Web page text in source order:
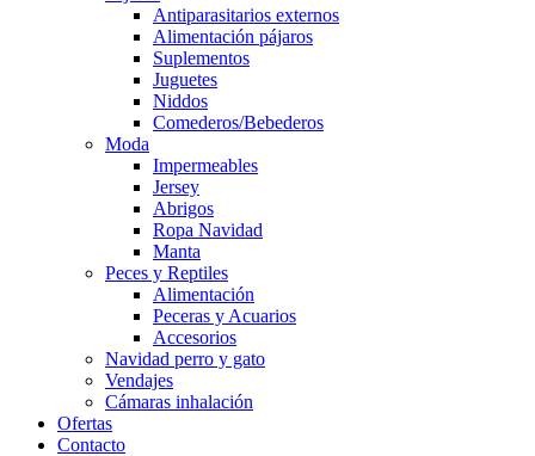
Antiparasitarios externos
Alimentación pájaros
Suplementos
Juguetes
Niddos
Comederos/Bebederos
Moda
Impermeables
Jersey
Abrigos
Ropa Navidad
Manta
Peces y Reptiles
Alimentación
Peceras y Acuarios
Accesorios
Navidad perro y gato
Vendajes
Cámaras inhalación
Ofertas
Contacto